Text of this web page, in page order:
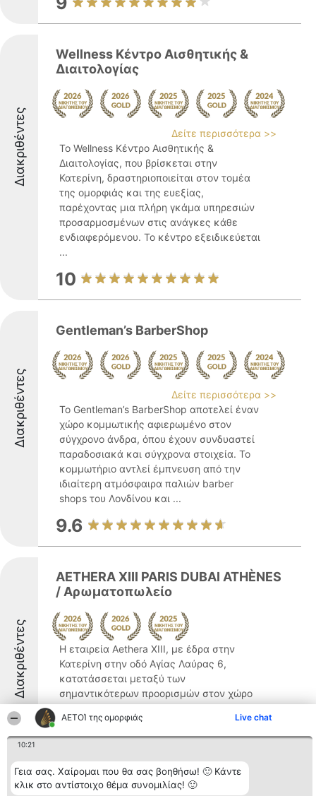
ΑΕΤΟΊ της ομορφιάς Live chat
10:21
Γεια σας. Χαίρομαι που θα σας βοηθήσω! 🙂 Κάντε
κλικ στο αντίστοιχο θέμα συνομιλίας! 🙂
Διακριθέντες
Wellness Κέντρο Αισθητικής &
Διαιτολογίας
Δείτε περισσότερα >>
Το Wellness Κέντρο Αισθητικής &
Διαιτολογίας, που βρίσκεται στην
Κατερίνη, δραστηριοποιείται στον τομέα
της ομορφιάς και της ευεξίας,
παρέχοντας μια πλήρη γκάμα υπηρεσιών
προσαρμοσμένων στις ανάγκες κάθε
ενδιαφερόμενου. Το κέντρο εξειδικεύεται
...
10
Διακριθέντες
Gentleman’s BarberShop
Δείτε περισσότερα >>
Το Gentleman’s BarberShop αποτελεί έναν
χώρο κομμωτικής αφιερωμένο στον
σύγχρονο άνδρα, όπου έχουν συνδυαστεί
παραδοσιακά και σύγχρονα στοιχεία. Το
κομμωτήριο αντλεί έμπνευση από την
ιδιαίτερη ατμόσφαιρα παλιών barber
shops του Λονδίνου και ...
9.6
Διακριθέντες
AETHERA XIII PARIS DUBAI ATHÈNES
/ Αρωματοπωλείο
Η εταιρεία Aethera XIII, με έδρα στην
Κατερίνη στην οδό Αγίας Λαύρας 6,
κατατάσσεται μεταξύ των
σημαντικότερων προορισμών στον χώρο
της αρωματοποιίας στην Ελλάδα,
προσφέροντας μία εκτενή γκάμα
προϊόντων ομορφιάς. Η επιχείρηση
10